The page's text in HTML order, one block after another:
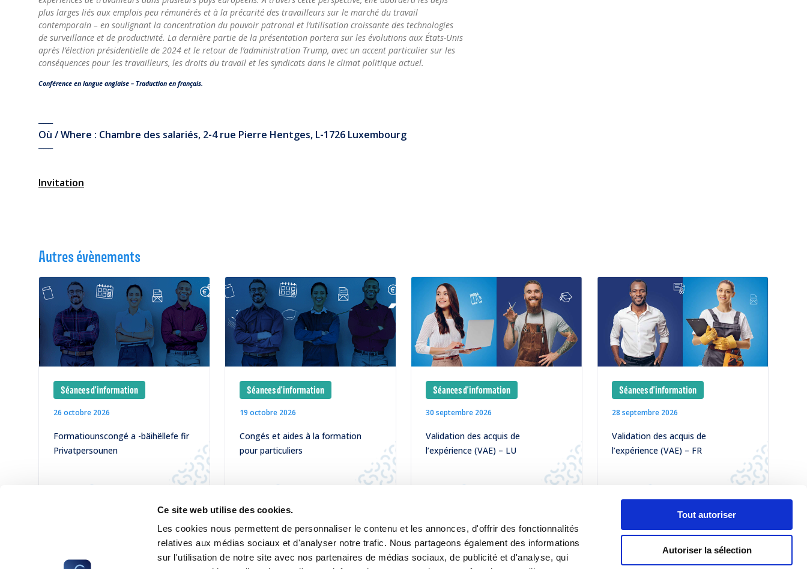
Ce site web utilise des cookies.
Les cookies nous permettent de personnaliser le contenu et les annonces, d'offrir des fonctionnalités
relatives aux médias sociaux et d'analyser notre trafic. Nous partageons également des informations
sur l'utilisation de notre site avec nos partenaires de médias sociaux, de publicité et d'analyse, qui
Tout autoriser
Autoriser la sélection
plus larges liés aux emplois peu rémunérés et à la précarité des travailleurs sur le marché du travail
contemporain – en soulignant la concentration du pouvoir patronal et l’utilisation croissante des technologies
de surveillance et de productivité. La dernière partie de la présentation portera sur les évolutions aux États-Unis
après l’élection présidentielle de 2024 et le retour de l’administration Trump, avec un accent particulier sur les
conséquences pour les travailleurs, les droits du travail et les syndicats dans le climat politique actuel.
Conférence en langue anglaise – Traduction en français.
Où / Where : Chambre des salariés, 2-4 rue Pierre Hentges, L-1726 Luxembourg
Invitation
Autres évènements
Séances d'information
26 octobre 2026
Formatiounscongé a -bäihëllefe fir
Privatpersounen
Séances d'information
19 octobre 2026
Congés et aides à la formation
pour particuliers
Séances d'information
30 septembre 2026
Validation des acquis de
l’expérience (VAE) – LU
Séances d'information
28 septembre 2026
Validation des acquis de
l’expérience (VAE) – FR